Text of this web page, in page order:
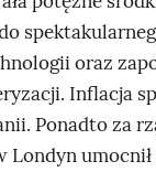
oraz
Inflacja
Ponadto za